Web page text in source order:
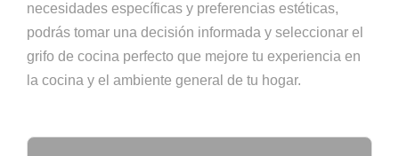
necesidades específicas y preferencias estéticas,
podrás tomar una decisión informada y seleccionar el
grifo de cocina perfecto que mejore tu experiencia en
la cocina y el ambiente general de tu hogar.